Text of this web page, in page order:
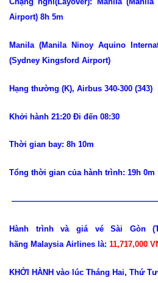
Airport) 8h 5m
Manila (Manila Ninoy Aquino
(Sydney Kingsford Airport)
Hạng thường (K), Airbus 340-300 (343)
Khởi hành 21:20 Đi đến 08:30
Thời gian bay: 8h 10m
Tổng thời gian của hành trình: 19h 0m
Hành trình và giá vé Sài Gòn
hãng Malaysia Airlines là: 11,717,000
KHỞI HÀNH vào lúc Tháng Hai, Thứ